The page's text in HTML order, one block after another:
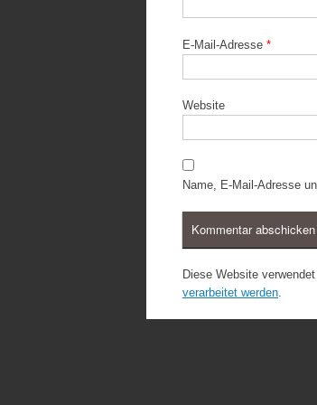
E-Mail-Adresse *
Website
Name, E-Mail-Adresse
Diese Website
verarbeitet werden